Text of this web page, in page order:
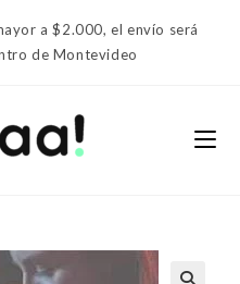
a $2.000, el envío será
de Montevideo